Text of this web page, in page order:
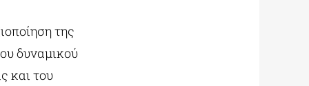
της
δυναμικού
και του